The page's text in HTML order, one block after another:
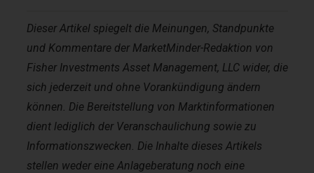
Dieser Artikel spiegelt die Meinungen, Standpunkte
und Kommentare der MarketMinder-Redaktion von
Fisher Investments Asset Management, LLC wider, die
sich jederzeit und ohne Vorankündigung ändern
können. Die Bereitstellung von Marktinformationen
dient lediglich der Veranschaulichung sowie zu
Informationszwecken. Die Inhalte dieses Artikels
stellen weder eine Anlageberatung noch eine